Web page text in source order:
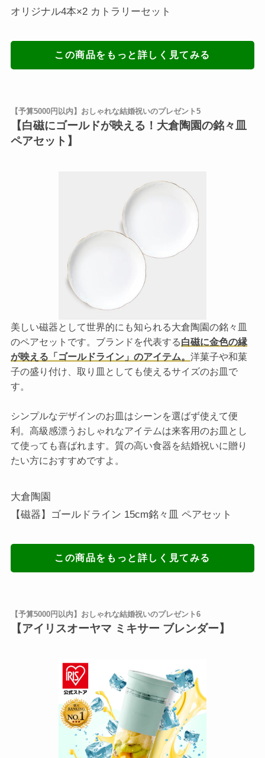
オリジナル4本×2 カトラリーセット
この商品をもっと詳しく見てみる
【予算5000円以内】おしゃれな結婚祝いのプレゼント5
【白磁にゴールドが映える！大倉陶園の銘々皿
ペアセット】
美しい磁器として世界的にも知られる大倉陶園の銘々皿
のペアセットです。ブランドを代表する白磁に金色の縁
が映える「ゴールドライン」のアイテム。 洋菓子や和菓
子の盛り付け、取り皿としても使えるサイズのお皿で
す。
シンプルなデザインのお皿はシーンを選ばず使えて便
利。高級感漂うおしゃれなアイテムは来客用のお皿とし
て使っても喜ばれます。質の高い食器を結婚祝いに贈り
たい方におすすめですよ。
大倉陶園
【磁器】ゴールドライン 15cm銘々皿 ペアセット
この商品をもっと詳しく見てみる
【予算5000円以内】おしゃれな結婚祝いのプレゼント6
【アイリスオーヤマ ミキサー ブレンダー】